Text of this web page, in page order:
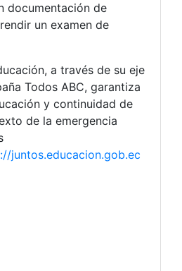
documentación de
un examen de
a través de su eje
Todos ABC, garantiza
y continuidad de
de la emergencia
juntos.educacion.gob.ec